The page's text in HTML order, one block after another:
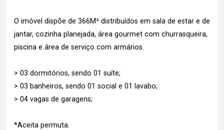
O imóvel dispõe de 366M² distribuídos em sala de estar e de
jantar, cozinha planejada, área gourmet com churrasqueira,
piscina e área de serviço com armários.
> 03 dormitórios, sendo 01 suíte;
> 03 banheiros, sendo 01 social e 01 lavabo;
> 04 vagas de garagens;
*Aceita permuta.